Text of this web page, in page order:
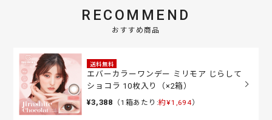
RECOMMEND
おすすめ商品
送料無料
エバーカラーワンデー ミリモア じらして
ショコラ 10枚入り（×2箱）
¥3,388 （1箱あたり:約¥1,694）